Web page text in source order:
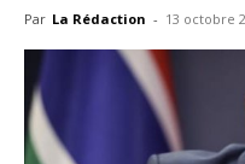
Par La Rédaction - 13 octobre